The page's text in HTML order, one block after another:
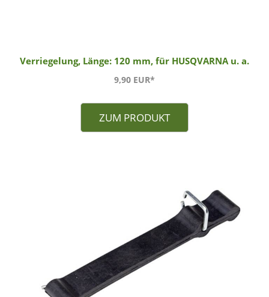
Verriegelung, Länge: 120 mm, für HUSQVARNA u. a.
9,90 EUR*
ZUM PRODUKT